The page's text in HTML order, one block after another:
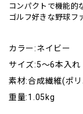
コンパクトで機能的
ゴルフ好きな野球フ
カラー:ネイビー
サイズ:5～6本入れ
素材:合成繊維(ポ
重量:1.05kg